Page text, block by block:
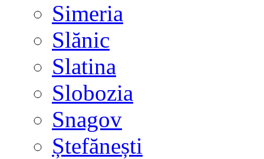
Simeria
Slănic
Slatina
Slobozia
Snagov
Ștefănești